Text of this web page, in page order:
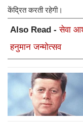
केंद्रित करती रहेगी।
Also Read -सेवा
हनुमान जन्मोत्सव